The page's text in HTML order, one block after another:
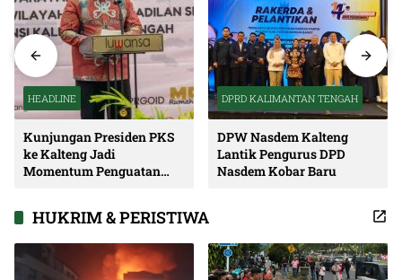
HEADLINE
Kunjungan Presiden PKS
ke Kalteng Jadi
Momentum Penguatan
DPRD KALIMANTAN TENGAH
DPW Nasdem Kalteng
Lantik Pengurus DPD
Nasdem Kobar Baru
HUKRIM & PERISTIWA